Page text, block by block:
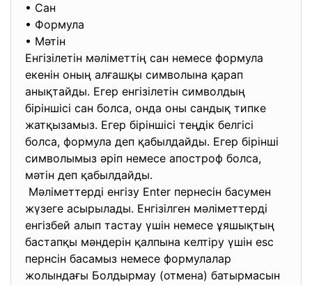
• Сан
• Формула
• Мәтін
Енгізілетін мәліметтің сан немесе формула
екенін оның алғашқы символына қарап
анықтайды. Егер енгізілетін символдың
біріншісі сан болса, онда оны сандық типке
жатқызамыз. Егер біріншісі теңдік белгісі
болса, формула деп қабылдайды. Егер бірінші
символымыз әріп немесе апостроф болса,
мәтін деп қабылдайды.
Мәліметтерді енгізу Enter пернесін басумен
жүзеге асырылады. Енгізілген мәліметтерді
енгізбей алып тастау үшін немесе ұяшықтың
бастапқы мәндерін қалпына келтіру үшін esc
пернсін басамыз немесе формулалар
жолындағы Болдырмау (отмена) батырмасын